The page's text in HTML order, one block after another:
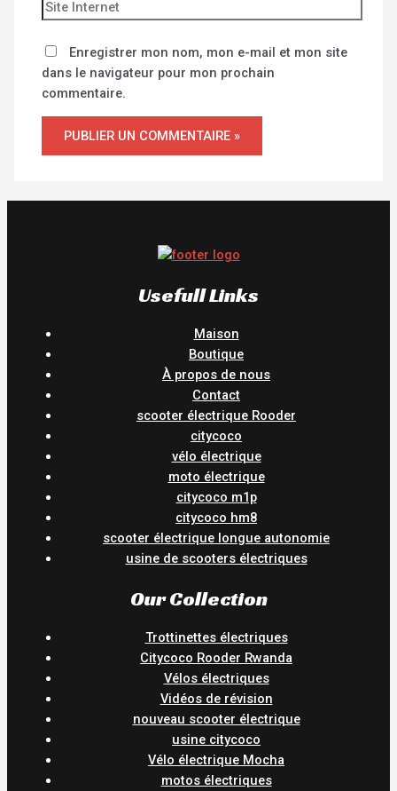
Enregistrer mon nom, mon e-mail et mon site
dans le navigateur pour mon prochain
commentaire.
Usefull Links
Maison
Boutique
À propos de nous
Contact
scooter électrique Rooder
citycoco
vélo électrique
moto électrique
citycoco m1p
citycoco hm8
scooter électrique longue autonomie
usine de scooters électriques
Our Collection
Trottinettes électriques
Citycoco Rooder Rwanda
Vélos électriques
Vidéos de révision
nouveau scooter électrique
usine citycoco
Vélo électrique Mocha
motos électriques